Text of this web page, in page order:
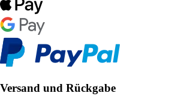
Versand und Rückgabe